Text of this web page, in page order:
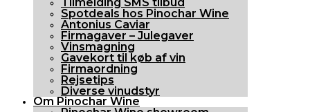
Spotdeals hos Pinochar Wine
Antonius Caviar
Firmagaver – Julegaver
Vinsmagning
Gavekort til køb af vin
Firmaordning
Rejsetips
Diverse vinudstyr
Om Pinochar Wine